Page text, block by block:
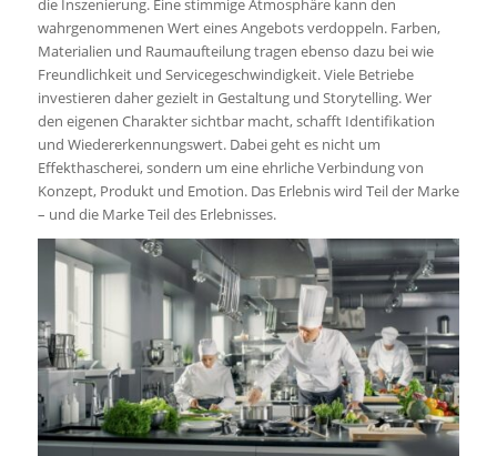
die Inszenierung. Eine stimmige Atmosphäre kann den
wahrgenommenen Wert eines Angebots verdoppeln. Farben,
Materialien und Raumaufteilung tragen ebenso dazu bei wie
Freundlichkeit und Servicegeschwindigkeit. Viele Betriebe
investieren daher gezielt in Gestaltung und Storytelling. Wer
den eigenen Charakter sichtbar macht, schafft Identifikation
und Wiedererkennungswert. Dabei geht es nicht um
Effekthascherei, sondern um eine ehrliche Verbindung von
Konzept, Produkt und Emotion. Das Erlebnis wird Teil der Marke
– und die Marke Teil des Erlebnisses.